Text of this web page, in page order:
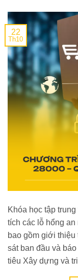
22
Th10
Khóa học tập
tích các lỗ hổng
bao gồm giới
sát ban đầu và
tiêu Xây dựng và